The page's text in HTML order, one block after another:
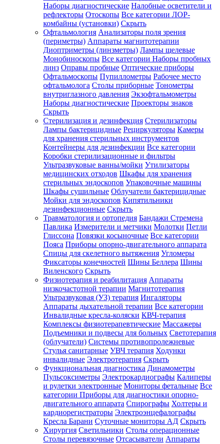
Наборы диагностические Налобные осветители и
рефлекторы Отоскопы Все категории ЛОР-
комбайны (установки) Скрыть
Офтальмология Анализаторы поля зрения
(периметры) Аппараты магнитотерапии
Диоптриметры (линзметры) Лампы щелевые
Монобиноскопы Все категории Наборы пробных
линз Оправы пробные Оптические приборы
Офтальмоскопы Пупиллометры Рабочее место
офтальмолога Столы приборные Тонометры
внутриглазного давления Экзофтальмометры
Наборы диагностические Проекторы знаков
Скрыть
Стерилизация и дезинфекция Стерилизаторы
Лампы бактерицидные Рециркуляторы Камеры
для хранения стерильных инструментов
Контейнеры для дезинфекции Все категории
Коробки стерилизационные и фильтры
Ультразвуковые ванны/мойки Утилизаторы
медицинских отходов Шкафы для хранения
стерильных эндоскопов Упаковочные машины
Шкафы сушильные Облучатели бактерицидные
Мойки для эндоскопов Кипятильники
дезинфекционные Скрыть
Травматология и ортопедия Бандажи Стремена
Павлика Измерители и метчики Молотки Петли
Глиссона Повязки косыночные Все категории
Пояса Приборы опорно-двигательного аппарата
Спицы для скелетного вытяжения Угломеры
Фиксаторы конечностей Шины Беллера Шины
Виленского Скрыть
Физиотерапия и реабилитация Аппараты
низкочастотной терапии Магнитотерапия
Ультразвуковая (УЗ) терапия Ингаляторы
Аппараты дыхательной терапии Все категории
Инвалидные кресла-коляски КВЧ-терапия
Комплексы физиотерапевтические Массажеры
Подъемники и подвесы для больных Светотерапия
(облучатели) Системы противопролежневые
Стулья санитарные УВЧ терапия Ходунки
инвалидные Электротерапия Скрыть
Функциональная диагностика Динамометры
Пульсоксиметры Электрокардиографы Калиперы
и рулетки электронные Мониторы фетальные Все
категории Приборы для диагностики опорно-
двигательного аппарата Спирографы Холтеры и
кардиорегистраторы Электроэнцефалографы
Кресла Барани Суточные мониторы АД Скрыть
Хирургия Светильники Столы операционные
Столы перевязочные Отсасыватели Аппараты